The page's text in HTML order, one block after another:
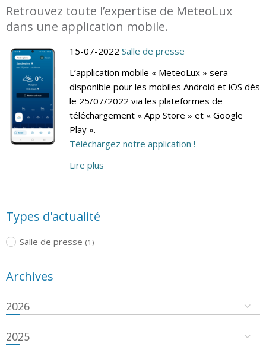
Retrouvez toute l’expertise de MeteoLux
dans une application mobile.
15-07-2022 Salle de presse
L’application mobile « MeteoLux » sera
disponible pour les mobiles Android et iOS dès
le 25/07/2022 via les plateformes de
téléchargement « App Store » et « Google
Play ».
Téléchargez notre application !
Lire plus
Types d'actualité
Salle de presse (1)
Archives
2026
2025